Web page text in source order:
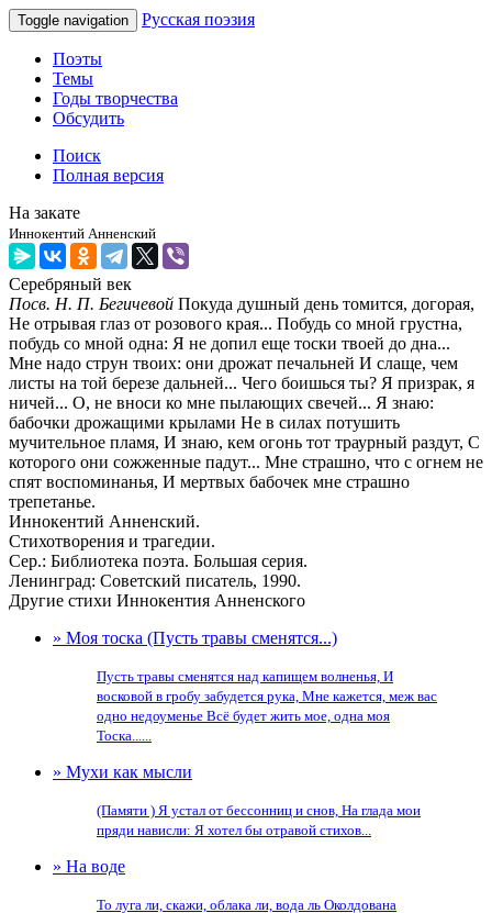
Toggle navigation Русская поэзия
Поэты
Темы
Годы творчества
Обсудить
Поиск
Полная версия
На закате
Иннокентий Анненский
Серебряный век
Посв. Н. П. Бегичевой Покуда душный день томится, догорая,
Не отрывая глаз от розового края... Побудь со мной грустна,
побудь со мной одна: Я не допил еще тоски твоей до дна...
Мне надо струн твоих: они дрожат печальней И слаще, чем
листы на той березе дальней... Чего боишься ты? Я призрак, я
ничей... О, не вноси ко мне пылающих свечей... Я знаю:
бабочки дрожащими крылами Не в силах потушить
мучительное пламя, И знаю, кем огонь тот траурный раздут, С
которого они сожженные падут... Мне страшно, что с огнем не
спят воспоминанья, И мертвых бабочек мне страшно
трепетанье.
Иннокентий Анненский.
Стихотворения и трагедии.
Сер.: Библиотека поэта. Большая серия.
Ленинград: Советский писатель, 1990.
Другие стихи Иннокентия Анненского
» Моя тоска (Пусть травы сменятся...)
Пусть травы сменятся над капищем волненья, И
восковой в гробу забудется рука, Мне кажется, меж вас
одно недоуменье Всё будет жить мое, одна моя
Тоска......
» Мухи как мысли
(Памяти ) Я устал от бессонниц и снов, На глада мои
пряди нависли: Я хотел бы отравой стихов...
» На воде
То луга ли, скажи, облака ли, вода ль Околдована